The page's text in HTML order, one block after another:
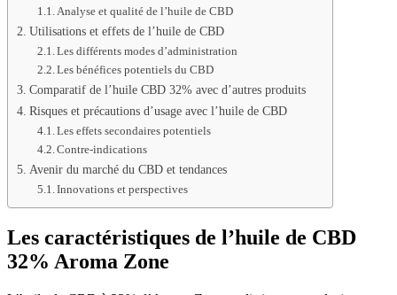
Analyse et qualité de l’huile de CBD
Utilisations et effets de l’huile de CBD
Les différents modes d’administration
Les bénéfices potentiels du CBD
Comparatif de l’huile CBD 32% avec d’autres produits
Risques et précautions d’usage avec l’huile de CBD
Les effets secondaires potentiels
Contre-indications
Avenir du marché du CBD et tendances
Innovations et perspectives
Les caractéristiques de l’huile de CBD
32% Aroma Zone